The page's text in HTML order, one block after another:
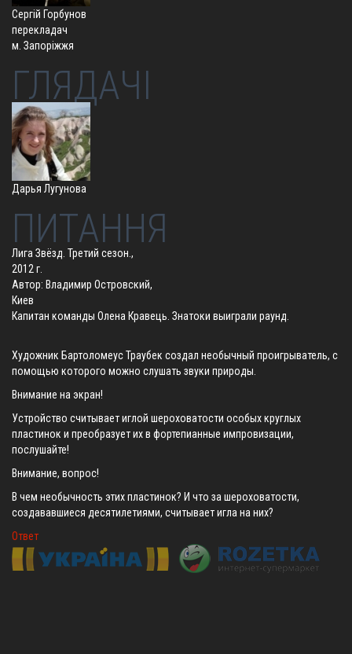
Сергій Горбунов
перекладач
м. Запоріжжя
ГЛЯДАЧІ
Дарья Лугунова
ПИТАННЯ
Лига Звёзд. Третий сезон.,
2012 г.
Автор: Владимир Островский,
Киев
Капитан команды Олена Кравець. Знатоки выиграли раунд.
Художник Бартоломеус Траубек создал необычный проигрыватель, с
помощью которого можно слушать звуки природы.
Внимание на экран!
Устройство считывает иглой шероховатости особых круглых
пластинок и преобразует их в фортепианные импровизации,
послушайте!
Внимание, вопрос!
В чем необычность этих пластинок? И что за шероховатости,
создававшиеся десятилетиями, считывает игла на них?
Ответ